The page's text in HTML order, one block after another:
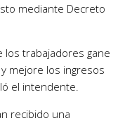
mediante Decreto
los trabajadores gane
mejore los ingresos
el intendente.
recibido una